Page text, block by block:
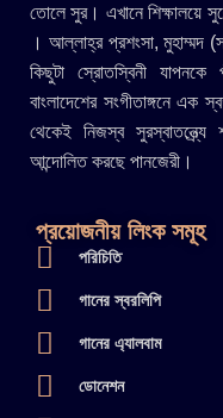
তোলে সুর। এখানে শিক্ষালয়ে
। আল্লাহ্র প্রশংসা, মুহাম্মদ
কিছুটা স্রোতস্বিনী যাপনকে
বাংলাদেশের সংগীতাঙ্গনে এক
থেকেই নিজস্ব সুরস্বাতন্ত্র্যে
আন্দোলিত করছে পানজেরী।
প্রয়োজনীয় লিংক সমূহ
পরিচিতি
গানের স্বরলিপি
গানের এ্যালবাম
ডোনেশন